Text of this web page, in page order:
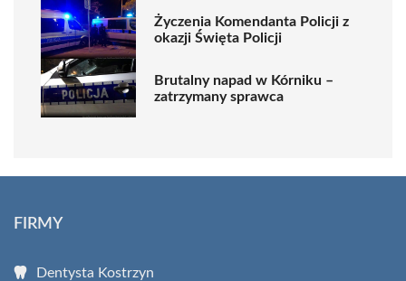
Życzenia Komendanta Policji z
okazji Święta Policji
Brutalny napad w Kórniku –
zatrzymany sprawca
FIRMY
Dentysta Kostrzyn